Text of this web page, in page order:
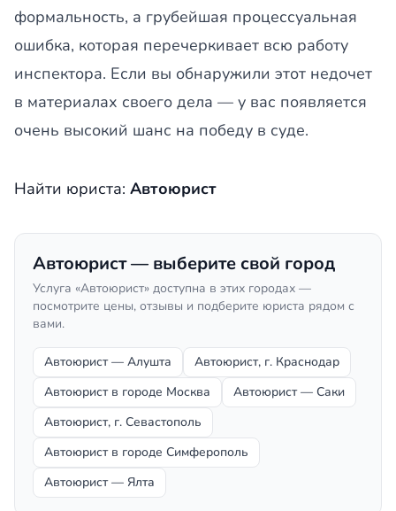
формальность, а грубейшая процессуальная
ошибка, которая перечеркивает всю работу
инспектора. Если вы обнаружили этот недочет
в материалах своего дела — у вас появляется
очень высокий шанс на победу в суде.
Найти юриста: Автоюрист
Автоюрист — выберите свой город
Услуга «Автоюрист» доступна в этих городах —
посмотрите цены, отзывы и подберите юриста рядом с
вами.
Автоюрист — Алушта
Автоюрист, г. Краснодар
Автоюрист в городе Москва
Автоюрист — Саки
Автоюрист, г. Севастополь
Автоюрист в городе Симферополь
Автоюрист — Ялта